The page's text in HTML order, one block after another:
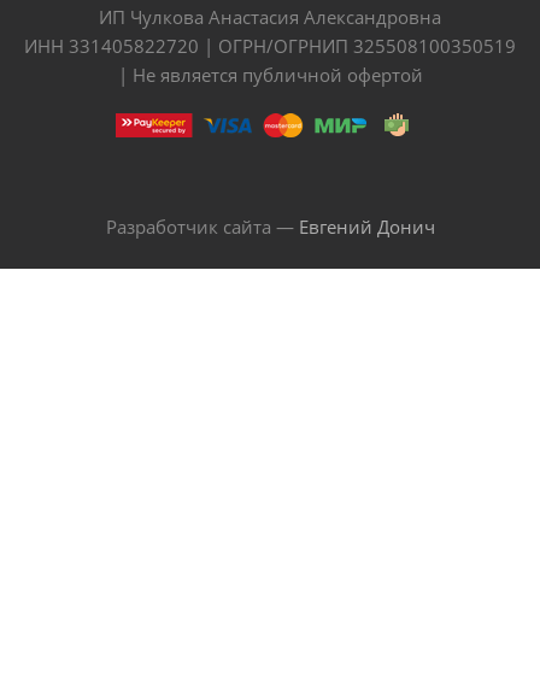
ИП Чулкова Анастасия Александровна
ИНН 331405822720 | ОГРН/ОГРНИП 325508100350519
| Не является публичной офертой
Разработчик сайта — Евгений Донич